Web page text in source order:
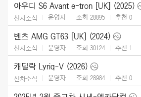
아우디 S6 Avant e-tron [UK] (2025)
신차소식 운영자 조회 28895 추천 0
벤츠 AMG GT63 [UK] (2024)
신차소식 운영자 조회 30124 추천 1
캐딜락 Lyriq-V (2026)
신차소식 운영자 조회 28984 추천 0